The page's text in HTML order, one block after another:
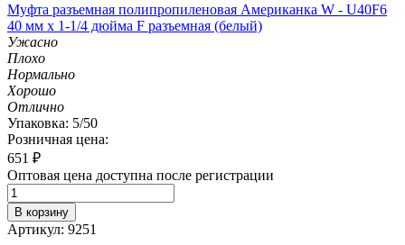
Муфта разъемная полипропиленовая Американка W - U40F6
40 мм х 1-1/4 дюйма F разъемная (белый)
Ужасно
Плохо
Нормально
Хорошо
Отлично
Упаковка: 5/50
Розничная цена:
651 ₽
Оптовая цена доступна после регистрации
В корзину
Артикул: 9251